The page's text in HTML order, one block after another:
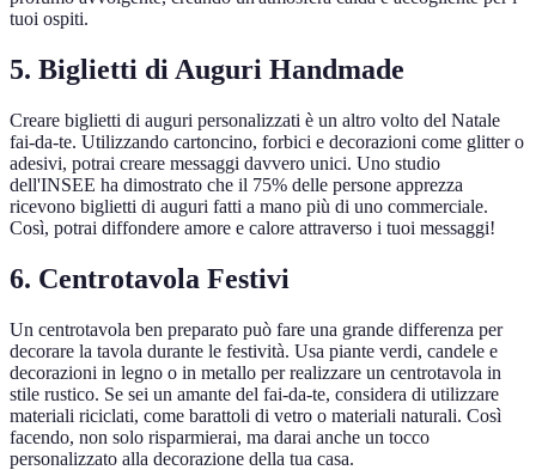
tuoi ospiti.
5. Biglietti di Auguri Handmade
Creare biglietti di auguri personalizzati è un altro volto del Natale
fai-da-te. Utilizzando cartoncino, forbici e decorazioni come glitter o
adesivi, potrai creare messaggi davvero unici. Uno studio
dell'INSEE ha dimostrato che il 75% delle persone apprezza
ricevono biglietti di auguri fatti a mano più di uno commerciale.
Così, potrai diffondere amore e calore attraverso i tuoi messaggi!
6. Centrotavola Festivi
Un centrotavola ben preparato può fare una grande differenza per
decorare la tavola durante le festività. Usa piante verdi, candele e
decorazioni in legno o in metallo per realizzare un centrotavola in
stile rustico. Se sei un amante del fai-da-te, considera di utilizzare
materiali riciclati, come barattoli di vetro o materiali naturali. Così
facendo, non solo risparmierai, ma darai anche un tocco
personalizzato alla decorazione della tua casa.